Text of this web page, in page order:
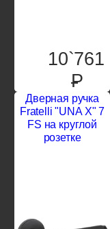
10`761
P
Дверная ручка
Fratelli "UNA X" 7
FS на круглой
розетке